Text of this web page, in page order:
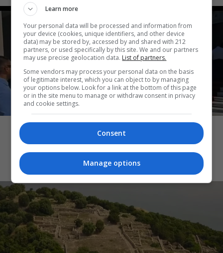
ΕΠΙΚΑΙΡΑ
Λάκης Χαλκιάς: Πλήθος κόσμου στο
τελευταίο “αντίο” στο Α’ Νεκροταφείο
Αθηνών
Learn more
Your personal data will be processed and information from
your device (cookies, unique identifiers, and other device
data) may be stored by, accessed by and shared with 212
partners, or used specifically by this site. We and our partners
may use precise geolocation data. List of partners.
Some vendors may process your personal data on the basis
of legitimate interest, which you can object to by managing
your options below. Look for a link at the bottom of this page
or in the site menu to manage or withdraw consent in privacy
and cookie settings.
Consent
Manage options